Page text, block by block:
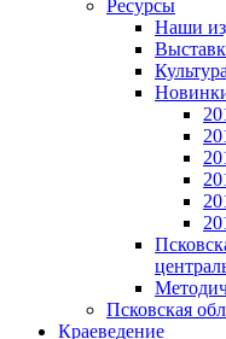
Ресурсы
Наши
Псковская
Краеведение